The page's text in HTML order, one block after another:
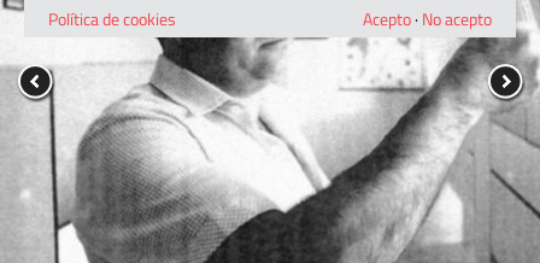
Política de cookies
Acepto· No acepto